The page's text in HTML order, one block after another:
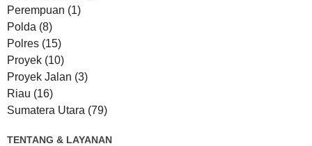
Perempuan (1)
Polda (8)
Polres (15)
Proyek (10)
Proyek Jalan (3)
Riau (16)
Sumatera Utara (79)
TENTANG & LAYANAN